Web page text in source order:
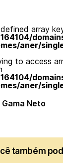
array
aner/
to access
aner/
Gama Neto
também